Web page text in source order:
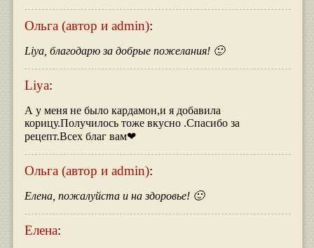
Ольга (автор и admin):
Liya, благодарю за добрые пожелания! 🙂
Liya:
А у меня не было кардамон,и я добавила
корицу.Получилось тоже вкусно .Спасибо за
рецепт.Всех благ вам❤
Ольга (автор и admin):
Елена, пожалуйста и на здоровье! 🙂
Елена: